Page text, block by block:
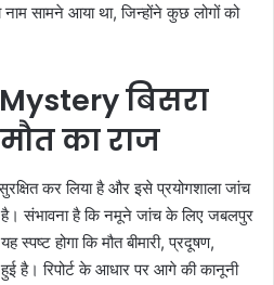
सामने आया था, जिन्होंने कुछ लोगों को
बिसरा
का राज
कर लिया है और इसे प्रयोगशाला जांच
है। संभावना है कि नमूने जांच के लिए जबलपुर
स्पष्ट होगा कि मौत बीमारी, प्रदूषण,
है। रिपोर्ट के आधार पर आगे की कानूनी